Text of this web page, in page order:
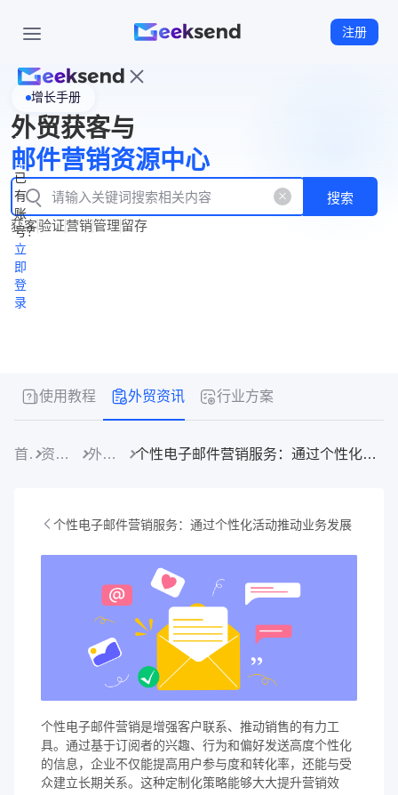
注册
页
WhatsApp
企业号
New
产
品
功
能
产
品
价
格
资
源
中
心
立
即
注
册
已
有
账
号？
立
即
登
录
增长手册
外贸获客与
邮件营销资源中心
搜索
获客验证营销管理留存
使用教程 外贸资讯 行业方案
首页 资源中心 外贸资讯 个性电子邮件营销服务：通过个性化活动推动业务发展
个性电子邮件营销服务：通过个性化活动推动业务发展
个性电子邮件营销是增强客户联系、推动销售的有力工
具。通过基于订阅者的兴趣、行为和偏好发送高度个性化
的信息，企业不仅能提高用户参与度和转化率，还能与受
众建立长期关系。这种定制化策略能够大大提升营销效